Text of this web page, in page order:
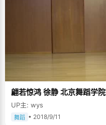
翩若惊鸿 徐静 北京舞蹈学院
UP主: wys
舞蹈 • 2018/9/11